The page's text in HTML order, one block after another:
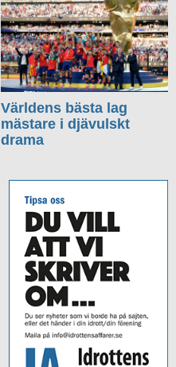
Världens bästa lag
mästare i djävulskt
drama